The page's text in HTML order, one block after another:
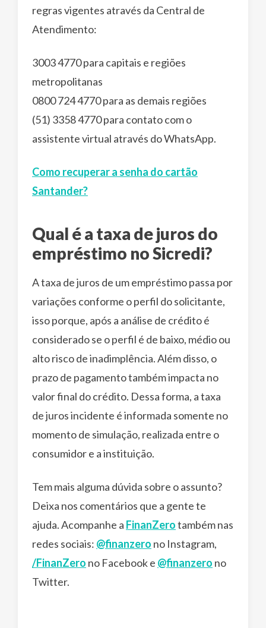
regras vigentes através da Central de
Atendimento:
3003 4770 para capitais e regiões
metropolitanas
0800 724 4770 para as demais regiões
(51) 3358 4770 para contato com o
assistente virtual através do WhatsApp.
Como recuperar a senha do cartão
Santander?
Qual é a taxa de juros do
empréstimo no Sicredi?
A taxa de juros de um empréstimo passa por
variações conforme o perfil do solicitante,
isso porque, após a análise de crédito é
considerado se o perfil é de baixo, médio ou
alto risco de inadimplência. Além disso, o
prazo de pagamento também impacta no
valor final do crédito. Dessa forma, a taxa
de juros incidente é informada somente no
momento de simulação, realizada entre o
consumidor e a instituição.
Tem mais alguma dúvida sobre o assunto?
Deixa nos comentários que a gente te
ajuda. Acompanhe a FinanZerotambém nas
redes sociais: @finanzero no Instagram,
/FinanZero no Facebook e @finanzero no
Twitter.